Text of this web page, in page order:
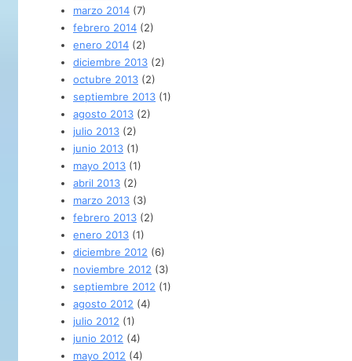
marzo 2014 (7)
febrero 2014 (2)
enero 2014 (2)
diciembre 2013 (2)
octubre 2013 (2)
septiembre 2013 (1)
agosto 2013 (2)
julio 2013 (2)
junio 2013 (1)
mayo 2013 (1)
abril 2013 (2)
marzo 2013 (3)
febrero 2013 (2)
enero 2013 (1)
diciembre 2012 (6)
noviembre 2012 (3)
septiembre 2012 (1)
agosto 2012 (4)
julio 2012 (1)
junio 2012 (4)
mayo 2012 (4)